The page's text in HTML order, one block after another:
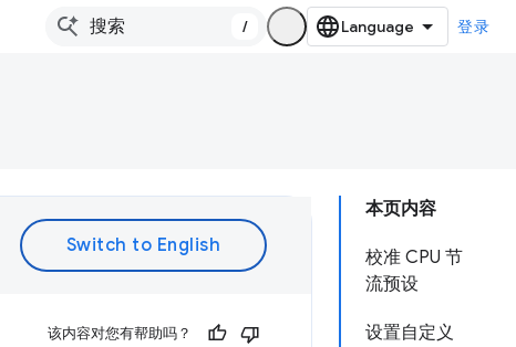
/ 登录
本页内容
校准 CPU 节
流预设
设置自定义
该内容对您有帮助吗？